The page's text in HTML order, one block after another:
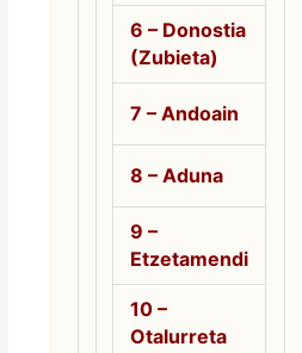
6 – Donostia
(Zubieta)
7 – Andoain
8 – Aduna
9 –
Etzetamendi
10 –
Otalurreta